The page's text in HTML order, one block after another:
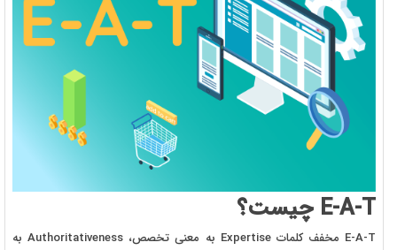
E-A-T چیست؟
E-A-T مخفف کلمات Expertise به معنی تخصص، Authoritativeness به